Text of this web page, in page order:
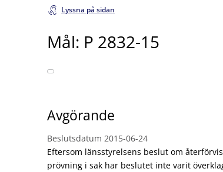
Lyssna på sidan
Mål: P 2832-15
Avgörande
Beslutsdatum 2015-06-24
Eftersom länsstyrelsens beslut om
prövning i sak har beslutet inte varit